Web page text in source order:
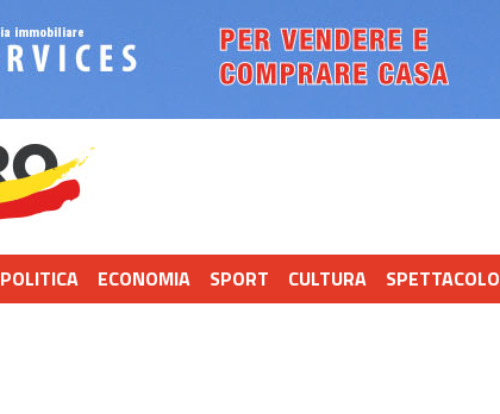
POLITICA ECONOMIA SPORT CULTURA SPETTACOLO